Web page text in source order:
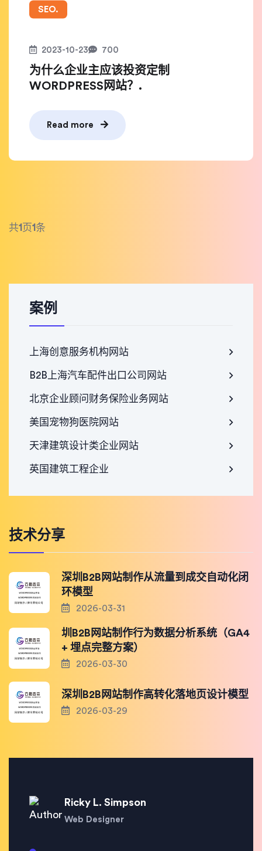
SEO.
2023-10-23 700
为什么企业主应该投资定制
WORDPRESS网站？.
Read more
共1 页1条
案例
上海创意服务机构网站
B2B上海汽车配件出口公司网站
北京企业顾问财务保险业务网站
美国宠物狗医院网站
天津建筑设计类企业网站
英国建筑工程企业
技术分享
深圳B2B网站制作从流量到成交自动化闭
环模型
2026-03-31
圳B2B网站制作行为数据分析系统（GA4
+ 埋点完整方案）
2026-03-30
深圳B2B网站制作高转化落地页设计模型
2026-03-29
Ricky L. Simpson
Web Designer